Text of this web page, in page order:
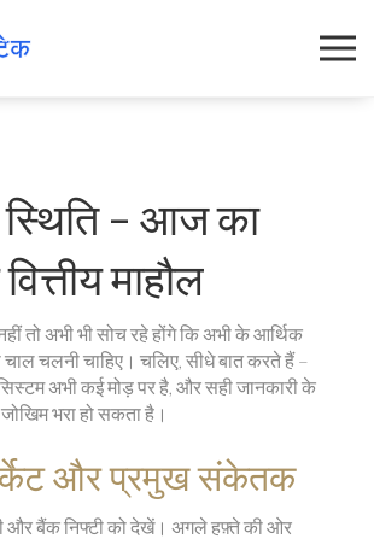
– आज का
माहौल
तो अभी भी सोच रहे होंगे कि अभी के आर्थिक
चाल चलनी चाहिए। चलिए, सीधे बात करते हैं –
सिस्टम अभी कई मोड़ पर है, और सही जानकारी के
भरा हो सकता है।
और प्रमुख संकेतक
और बैंक निफ्टी को देखें। अगले हफ़्ते की ओर